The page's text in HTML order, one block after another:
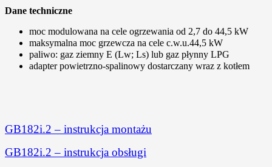
Dane techniczne
moc modulowana na cele ogrzewania od 2,7 do 44,5 kW
maksymalna moc grzewcza na cele c.w.u.44,5 kW ­
paliwo: gaz ziemny E (Lw; Ls) lub gaz płynny LPG ­
adapter powietrzno-spalinowy dostarczany wraz z kotłem
GB182i.2 – instrukcja montażu
GB182i.2 – instrukcja obsługi